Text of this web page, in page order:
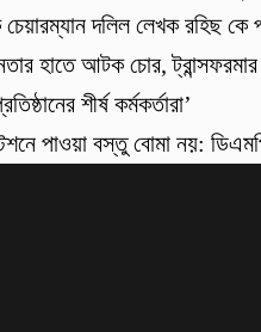
দলিল লেখক রহিছ
হাতে আটক চোর, ট্রান্সফরমার
শীর্ষ কর্মকর্তারা’
পাওয়া বস্তু বোমা নয়: